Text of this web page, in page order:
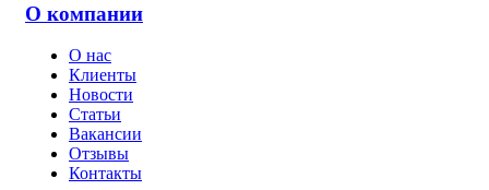
О компании
О нас
Клиенты
Новости
Статьи
Вакансии
Отзывы
Контакты